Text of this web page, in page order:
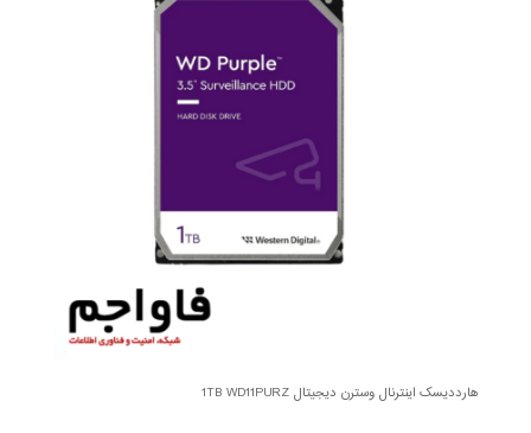
هارددیسک اینترنال وسترن دیجیتال 1TB WD11PURZ